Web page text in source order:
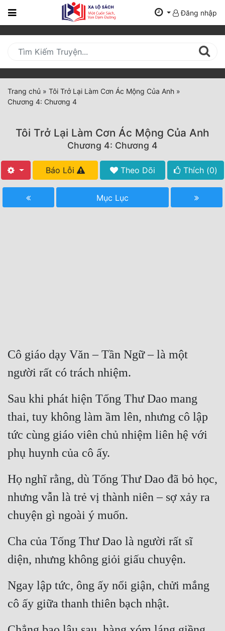
Trang
Mới
Cập
Nhật
(current)
Thể Loại
Tất Cả
Hoàn Thành
Xa Lộ Dịch
Cung Đấu
Cạnh Kỹ
Cổ Tiên Hiệp
Cổ Đại
Du Hí
Dã Sử
Dị Giới
Dị Năng
Gia Đấu
Góc Nhìn Nữ
Đăng nhập
Trang chủ » Tôi Trở Lại Làm Cơn Ác Mộng Của Anh »
Chương 4: Chương 4
Tôi Trở Lại Làm Cơn Ác Mộng Của Anh
Chương 4: Chương 4
Báo Lỗi Theo Dõi Thích (0)
Mục Lục
Cô giáo dạy Văn – Tần Ngữ – là một
người rất có trách nhiệm.
Sau khi phát hiện Tống Thư Dao mang
thai, tuy không làm ầm lên, nhưng cô lập
tức cùng giáo viên chủ nhiệm liên hệ với
phụ huynh của cô ấy.
Họ nghĩ rằng, dù Tống Thư Dao đã bỏ học,
nhưng vẫn là trẻ vị thành niên – sợ xảy ra
chuyện gì ngoài ý muốn.
Cha của Tống Thư Dao là người rất sĩ
diện, nhưng không giỏi giấu chuyện.
Ngay lập tức, ông ấy nổi giận, chửi mắng
cô ấy giữa thanh thiên bạch nhật.